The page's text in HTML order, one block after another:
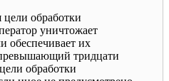
обработки
уничтожает
обеспечивает их
тридцати
обработки